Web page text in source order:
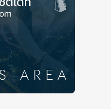
ถนน
อมูลที่เช่าคอนโดยอด
ำงานในย่านสาทรมา
ให้ดูกัน